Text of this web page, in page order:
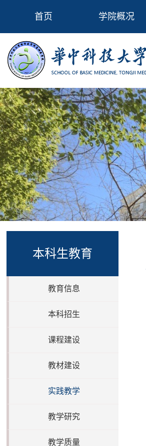
首页 学院概况
本科生教育
教育信息
本科招生
课程建设
教材建设
实践教学
教学研究
教学质量